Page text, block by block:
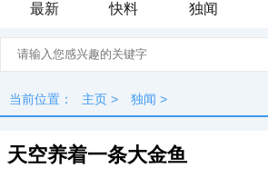
最新
快料 独闻
当前位置： 主页 > 独闻 >
天空养着一条大金鱼